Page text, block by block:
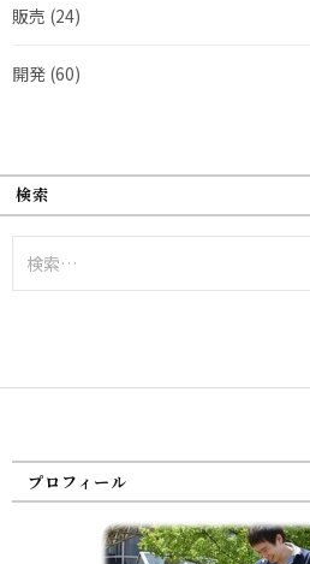
販売 (24)
開発 (60)
検索
索:
プロフィール